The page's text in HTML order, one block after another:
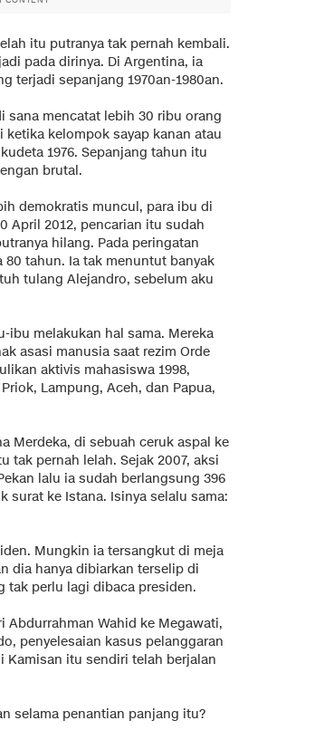
itu putranya tak pernah kembali.
pada dirinya. Di Argentina, ia
terjadi sepanjang 1970an-1980an.
sana mencatat lebih 30 ribu orang
kelompok sayap kanan atau
1976. Sepanjang tahun itu
brutal.
demokratis muncul, para ibu di
April 2012, pencarian itu sudah
hilang. Pada peringatan
tahun. Ia tak menuntut banyak
tulang Alejandro, sebelum aku
ibu melakukan hal sama. Mereka
asasi manusia saat rezim Orde
aktivis mahasiswa 1998,
Lampung, Aceh, dan Papua,
Merdeka, di sebuah ceruk aspal ke
tak pernah lelah. Sejak 2007, aksi
lalu ia sudah berlangsung 396
surat ke Istana. Isinya selalu sama:
Mungkin ia tersangkut di meja
dia hanya dibiarkan terselip di
tak perlu lagi dibaca presiden.
Abdurrahman Wahid ke Megawati,
penyelesaian kasus pelanggaran
Kamisan itu sendiri telah berjalan
selama penantian panjang itu?